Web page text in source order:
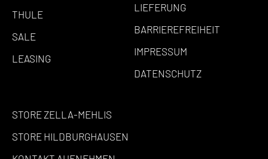
THULE
SALE
LEASING
LIEFERUNG
BARRIEREFREIHEIT
IMPRESSUM
DATENSCHUTZ
STORE ZELLA-MEHLIS
STORE HILDBURGHAUSEN